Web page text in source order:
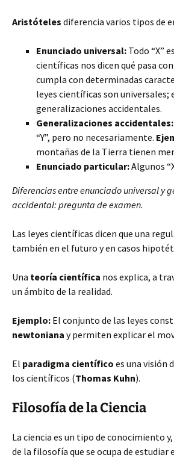
Aristóteles diferencia varios tipos de
Enunciado universal: Todo “X”
científicas nos dicen qué pasa
cumpla con determinadas
leyes científicas son universales;
generalizaciones accidentales.
Generalizaciones accidentales:
“Y”, pero no necesariamente.
montañas de la Tierra tienen
Enunciado particular:Algunos
Diferencias entre enunciado universal y
accidental: pregunta de examen.
Las leyes científicas dicen que una
también en el futuro y en casos
Una teoría científica nos explica, a
un ámbito de la realidad.
Ejemplo: El conjunto de las leyes
newtoniana y permiten explicar el
El paradigma científico es una visión
los científicos (Thomas Kuhn).
Filosofía de la Ciencia
La ciencia es un tipo de conocimiento
de la filosofía que se ocupa de estudiar